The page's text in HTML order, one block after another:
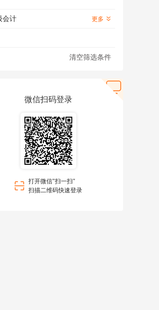
会计
更多
清空筛选条件
微信扫码登录
打开微信"扫一扫"
扫描二维码快速登录